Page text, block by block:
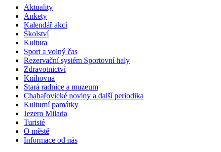
Aktuality
Ankety
Kalendář akcí
Školství
Kultura
Sport a volný čas
Rezervační systém Sportovní haly
Zdravotnictví
Knihovna
Stará radnice a muzeum
Chabařovické noviny a další periodika
Kulturní památky
Jezero Milada
Turisté
O městě
Informace od nás